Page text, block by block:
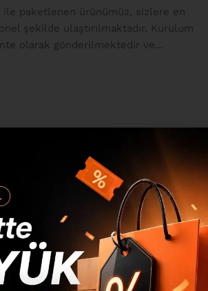
paketlenen ürünümüz, sizlere en
şekilde ulaştırılmaktadır. Kurulum
olarak gönderilmektedir ve...